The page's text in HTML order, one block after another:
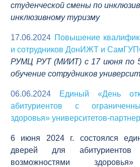
студенческой смены по
инклюзивному туризму
17.06.2024 Повышение
и сотрудников ДонИЖТ и
РУМЦ РУТ (МИИТ) с 17 июня по
обучение сотрудников
06.06.2024
Единый «День
абитуриентов с
здоровья» университетов-
6 июня 2024 г. состоялся
дверей для
возможностями здоровья»